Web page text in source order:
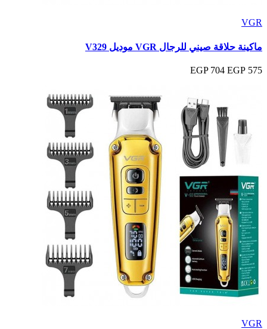
VGR
ماكينة حلاقة صيني للرجال VGR موديل V329
575 EGP
704 EGP
VGR